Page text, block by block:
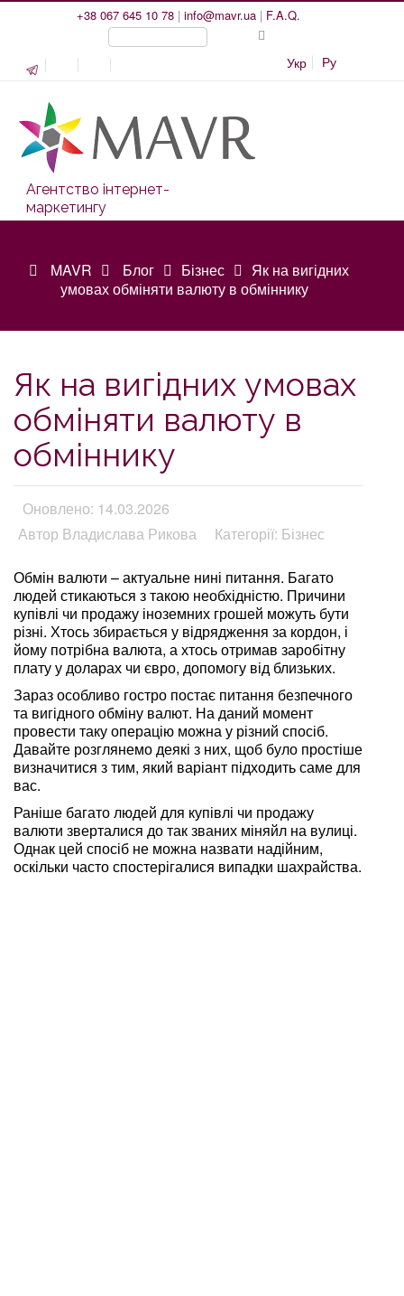
+38 067 645 10 78 | info@mavr.ua | F.A.Q.
Укр Ру
Агентство інтернет-
маркетингу
MAVR Блог Бізнес
Як на вигідних
умовах обміняти валюту в обміннику
Як на вигідних умовах
обміняти валюту в
обміннику
Оновлено: 14.03.2026
Автор Владислава Рикова
Категорії: Бізнес
Обмін валюти – актуальне нині питання. Багато
людей стикаються з такою необхідністю. Причини
купівлі чи продажу іноземних грошей можуть бути
різні. Хтось збирається у відрядження за кордон, і
йому потрібна валюта, а хтось отримав заробітну
плату у доларах чи євро, допомогу від близьких.
Зараз особливо гостро постає питання безпечного
та вигідного обміну валют. На даний момент
провести таку операцію можна у різний спосіб.
Давайте розглянемо деякі з них, щоб було простіше
визначитися з тим, який варіант підходить саме для
вас.
Раніше багато людей для купівлі чи продажу
валюти зверталися до так званих міняйл на вулиці.
Однак цей спосіб не можна назвати надійним,
оскільки часто спостерігалися випадки шахрайства.